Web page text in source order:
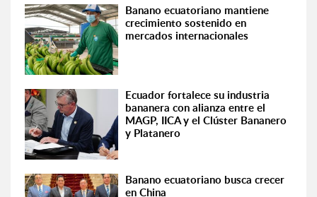
Banano ecuatoriano mantiene
crecimiento sostenido en
mercados internacionales
Ecuador fortalece su industria
bananera con alianza entre el
MAGP, IICA y el Clúster Bananero
y Platanero
Banano ecuatoriano busca crecer
en China